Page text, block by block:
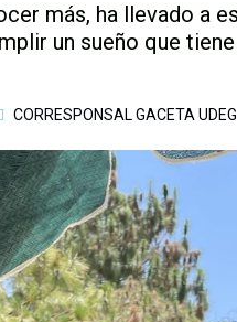
más, ha llevado a
un sueño que
CORRESPONSAL GACETA UDEG